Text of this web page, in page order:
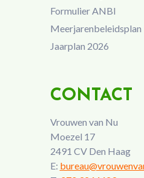
Formulier ANBI
Meerjarenbeleidsplan
Jaarplan 2026
CONTACT
Vrouwen van Nu
Moezel 17
2491 CV Den Haag
E: